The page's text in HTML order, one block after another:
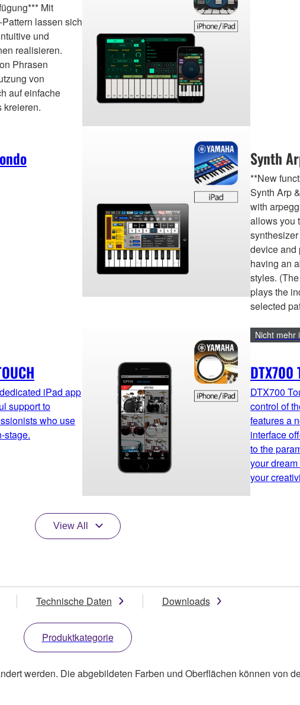
Mit
lassen sich
und
realisieren.
Phrasen
von
auf einfache
kreieren.
Synth
**New
Synth Arp
with
allows you
device and
having an
styles.
plays the
selected
iPad app
support to
who use
stage.
DTX700
Nicht mehr
DTX700
control of
features a
interface
to the
your
your
View All
Technische Daten Downloads
Produktkategorie
werden. Die abgebildeten Farben und Oberflächen können von